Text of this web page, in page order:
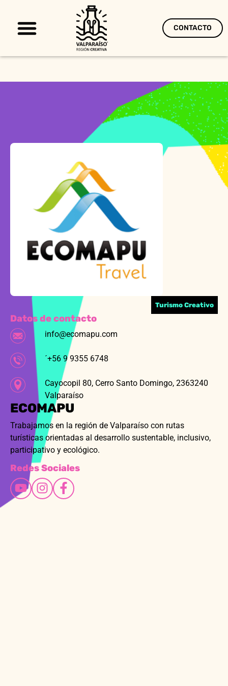
CONTACTO
Turismo Creativo
Datos de contacto
info@ecomapu.com
´+56 9 9355 6748
Cayocopil 80, Cerro Santo Domingo, 2363240
Valparaíso
ECOMAPU
Trabajamos en la región de Valparaíso con rutas
turísticas orientadas al desarrollo sustentable, inclusivo,
participativo y ecológico.
Redes Sociales